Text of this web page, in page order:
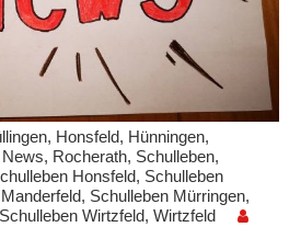
, Honsfeld, Hünningen,
News, Rocherath, Schulleben,
Honsfeld, Schulleben
, Schulleben Mürringen,
Schulleben Wirtzfeld, Wirtzfeld